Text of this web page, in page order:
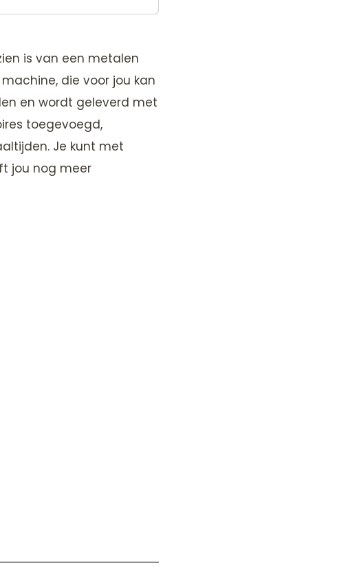
is van een metalen
die voor jou kan
en wordt geleverd met
toegevoegd,
Je kunt met
jou nog meer